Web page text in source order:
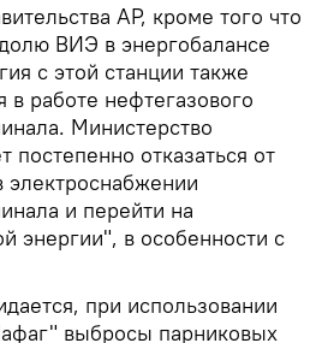
АР, кроме того что
ВИЭ в энергобалансе
с этой станции также
в работе нефтегазового
Министерство
постепенно отказаться от
электроснабжении
и перейти на
энергии", в особенности с
при использовании
выбросы парниковых